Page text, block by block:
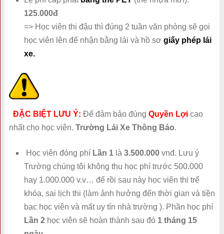
125.000đ
=> Học viên thi đậu thì đúng 2 tuần văn phòng sẽ gọi
học viên lên để nhận bằng lái và hồ sơ giấy phép lái
xe.
ĐẶC BIỆT LƯU Ý: Để đảm bảo đúng Quyền Lợicao
nhất cho học viên. Trường Lái Xe Thông Báo.
Học viên đóng phí Lần 1là 3.500.000vnđ. Lưu ý
Trường chúng tôi không thu học phí trước 500.000
hay 1.000.000 v.v… để rồi sau này học viên thi trể
khóa, sai lịch thi (làm ảnh hưởng đến thời gian và tiền
bạc học viên và mất uy tín nhà trường ). Phần học phí
Lần 2học viên sẽ hoàn thành sau đó 1 tháng 15